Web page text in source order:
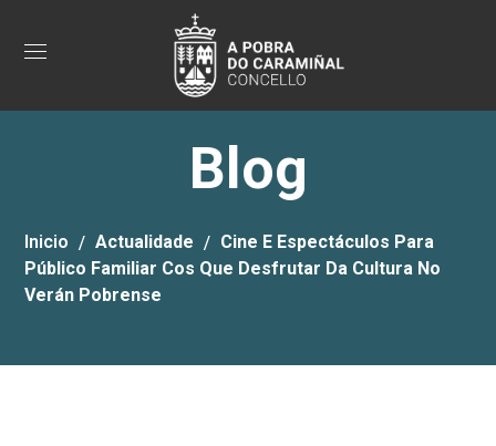
Blog
Inicio Actualidade
Cine E Espectáculos Para
Público Familiar Cos Que Desfrutar Da Cultura No
Verán Pobrense